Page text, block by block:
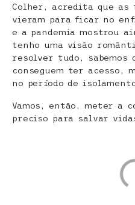
Colher, acredita que
vieram para ficar no
e a pandemia mostrou
tenho uma visão
resolver tudo, sabemos
conseguem ter acesso,
no período de
Vamos, então, meter a
preciso para salvar